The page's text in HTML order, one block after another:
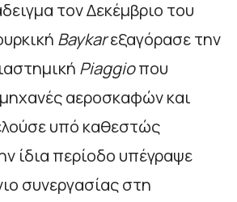
τον Δεκέμβριο του
Baykarεξαγόρασε την
Piaggioπου
αεροσκαφών και
υπό καθεστώς
ίδια περίοδο υπέγραψε
συνεργασίας στη